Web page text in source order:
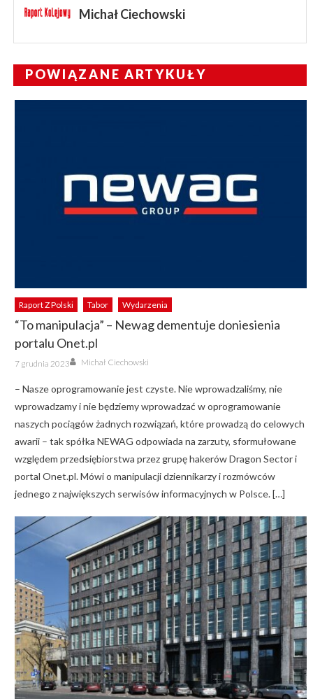
Michał Ciechowski
POWIĄZANE ARTYKUŁY
Raport Z Polski Tabor Wydarzenia
“To manipulacja” – Newag dementuje doniesienia
portalu Onet.pl
Posted
on
7 grudnia 2023 Author
Michał Ciechowski
– Nasze oprogramowanie jest czyste. Nie wprowadzaliśmy, nie
wprowadzamy i nie będziemy wprowadzać w oprogramowanie
naszych pociągów żadnych rozwiązań, które prowadzą do celowych
awarii – tak spółka NEWAG odpowiada na zarzuty, sformułowane
względem przedsiębiorstwa przez grupę hakerów Dragon Sector i
portal Onet.pl. Mówi o manipulacji dziennikarzy i rozmówców
jednego z największych serwisów informacyjnych w Polsce. […]